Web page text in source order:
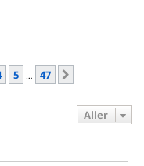
5 … 47
Aller